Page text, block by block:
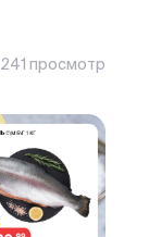
241 просмотр